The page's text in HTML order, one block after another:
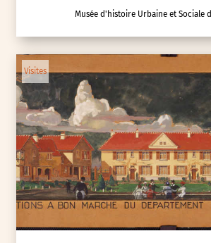
Musée d'histoire Urbaine et Sociale
Visites